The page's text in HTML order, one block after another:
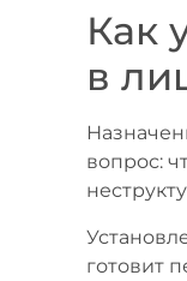
Как
в
вопрос:
готовит